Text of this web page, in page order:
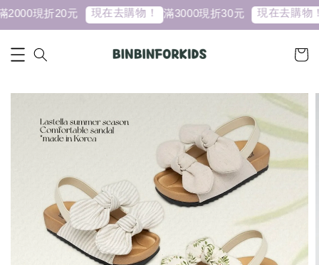
現折20元 現在去購物！ 滿3000現折30元 現在去購物！